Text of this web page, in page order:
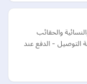
والحقائب
التوصيل - الدفع عند